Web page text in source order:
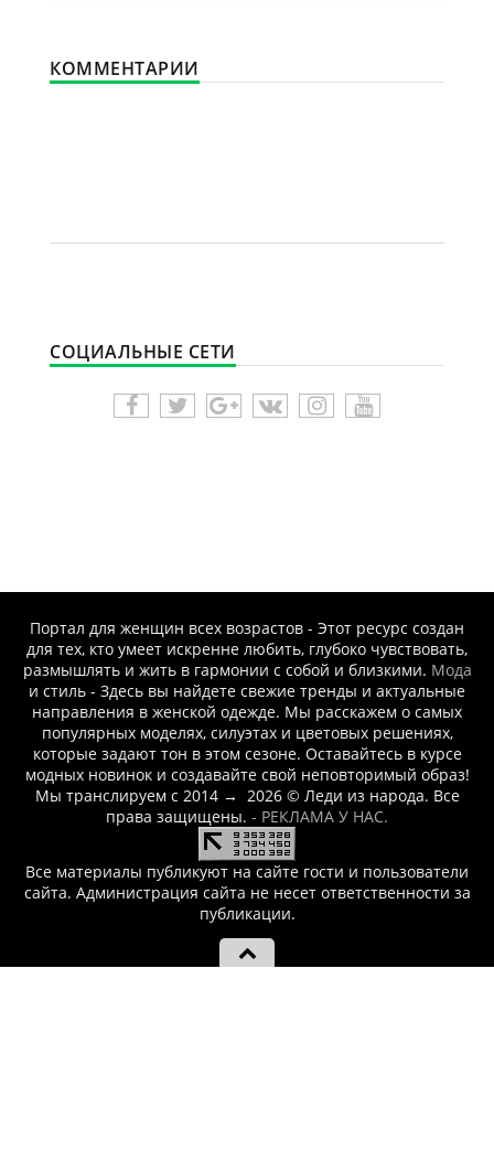
КОММЕНТАРИИ
СОЦИАЛЬНЫЕ СЕТИ
Портал для женщин всех возрастов - Этот ресурс создан
для тех, кто умеет искренне любить, глубоко чувствовать,
размышлять и жить в гармонии с собой и близкими. Мода
и стиль - Здесь вы найдете свежие тренды и актуальные
направления в женской одежде. Мы расскажем о самых
популярных моделях, силуэтах и цветовых решениях,
которые задают тон в этом сезоне. Оставайтесь в курсе
модных новинок и создавайте свой неповторимый образ!
Мы транслируем с 2014→ 2026© Леди из народа. Все
права защищены. - РЕКЛАМА У НАС.
Все материалы публикуют на сайте гости и пользователи
сайта. Администрация сайта не несет ответственности за
публикации.